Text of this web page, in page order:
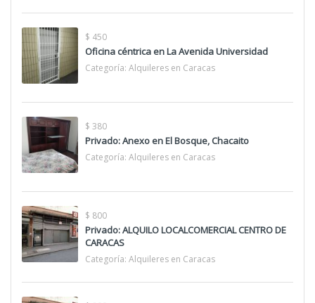
$ 450
Oficina céntrica en La Avenida Universidad
Categoría: Alquileres en Caracas
$ 380
Privado: Anexo en El Bosque, Chacaito
Categoría: Alquileres en Caracas
$ 800
Privado: ALQUILO LOCALCOMERCIAL CENTRO DE
CARACAS
Categoría: Alquileres en Caracas